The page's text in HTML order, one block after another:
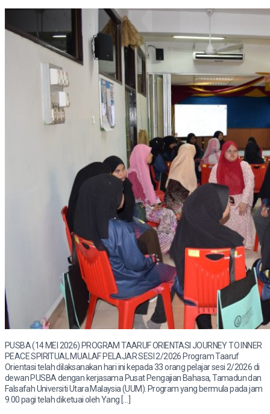
PUSBA (14 MEI 2026) PROGRAM TAARUF ORIENTASI JOURNEY TO INNER
PEACE SPIRITUAL MUALAF PELAJAR SESI 2/2026 Program Taaruf
Orientasi telah dilaksanakan hari ini kepada 33 orang pelajar sesi 2/2026 di
dewan PUSBA dengan kerjasama Pusat Pengajian Bahasa, Tamadun dan
Falsafah Universiti Utara Malaysia (UUM). Program yang bermula pada jam
9.00 pagi telah diketuai oleh Yang […]